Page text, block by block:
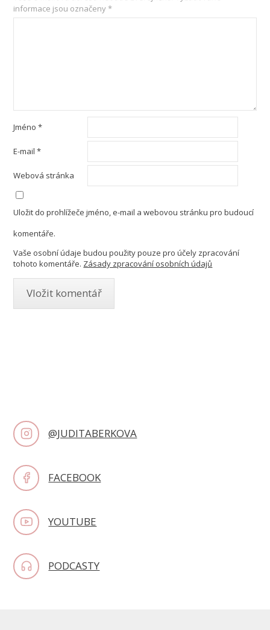
informace jsou označeny*
Jméno*
E-mail*
Webová stránka
Uložit do prohlížeče jméno, e-mail a webovou stránku pro budoucí
komentáře.
Vaše osobní údaje budou použity pouze pro účely zpracování
tohoto komentáře. Zásady zpracování osobních údajů
@JUDITABERKOVA
FACEBOOK
YOUTUBE
PODCASTY